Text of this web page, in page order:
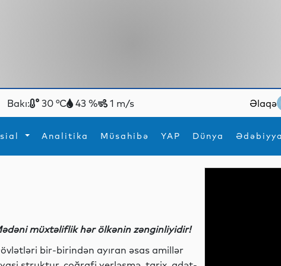
Bakı: 30 °C 43 % 1 m/s Əlaqə
Analitika Müsahibə YAP Dünya
müxtəliflik hər ölkənin zənginliyidir!
bir-birindən ayıran əsas amillər